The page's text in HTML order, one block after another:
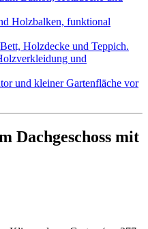
Dachgeschoss mit